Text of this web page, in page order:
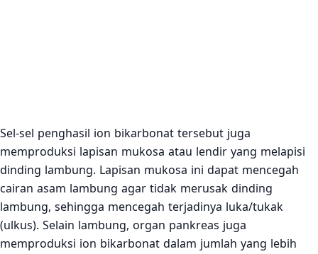
Sel-sel penghasil ion bikarbonat tersebut juga
memproduksi lapisan mukosa atau lendir yang melapisi
dinding lambung. Lapisan mukosa ini dapat mencegah
cairan asam lambung agar tidak merusak dinding
lambung, sehingga mencegah terjadinya luka/tukak
(ulkus). Selain lambung, organ pankreas juga
memproduksi ion bikarbonat dalam jumlah yang lebih